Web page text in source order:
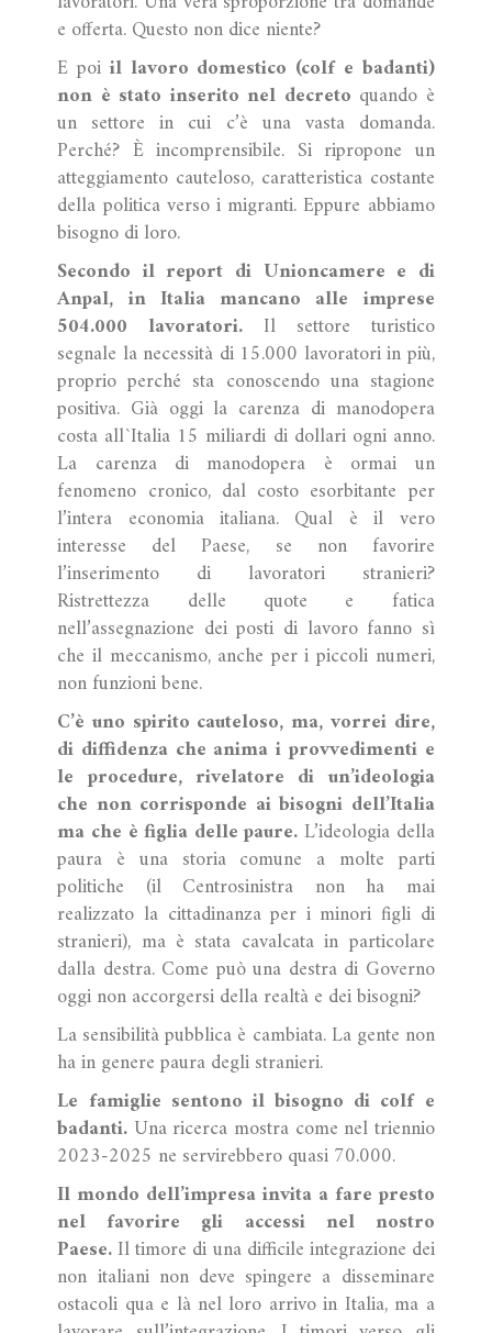
e offerta. Questo non dice niente?
E poi il lavoro domestico (colf e badanti)
non è stato inserito nel decreto quando è
un settore in cui c’è una vasta domanda.
Perché? È incomprensibile. Si ripropone un
atteggiamento cauteloso, caratteristica costante
della politica verso i migranti. Eppure abbiamo
bisogno di loro.
Secondo il report di Unioncamere e di
Anpal, in Italia mancano alle imprese
504.000 lavoratori. Il settore turistico
segnale la necessità di 15.000 lavoratori in più,
proprio perché sta conoscendo una stagione
positiva. Già oggi la carenza di manodopera
costa all`Italia 15 miliardi di dollari ogni anno.
La carenza di manodopera è ormai un
fenomeno cronico, dal costo esorbitante per
l’intera economia italiana. Qual è il vero
interesse del Paese, se non favorire
l’inserimento di lavoratori stranieri?
Ristrettezza delle quote e fatica
nell’assegnazione dei posti di lavoro fanno sì
che il meccanismo, anche per i piccoli numeri,
non funzioni bene.
C’è uno spirito cauteloso, ma, vorrei dire,
di diffidenza che anima i provvedimenti e
le procedure, rivelatore di un’ideologia
che non corrisponde ai bisogni dell’Italia
ma che è figlia delle paure.L’ideologia della
paura è una storia comune a molte parti
politiche (il Centrosinistra non ha mai
realizzato la cittadinanza per i minori figli di
stranieri), ma è stata cavalcata in particolare
dalla destra. Come può una destra di Governo
oggi non accorgersi della realtà e dei bisogni?
La sensibilità pubblica è cambiata. La gente non
ha in genere paura degli stranieri.
Le famiglie sentono il bisogno di colf e
badanti. Una ricerca mostra come nel triennio
2023-2025 ne servirebbero quasi 70.000.
Il mondo dell’impresa invita a fare presto
nel favorire gli accessi nel nostro
Paese.Il timore di una difficile integrazione dei
non italiani non deve spingere a disseminare
ostacoli qua e là nel loro arrivo in Italia, ma a